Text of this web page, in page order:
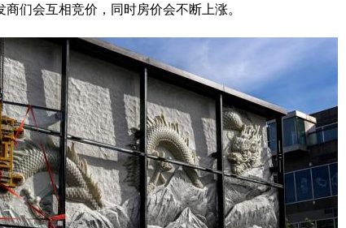
们会互相竞价，同时房价会不断上涨。